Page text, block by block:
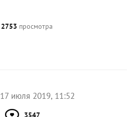
2753 просмотра
17 июля 2019, 11:52
3547